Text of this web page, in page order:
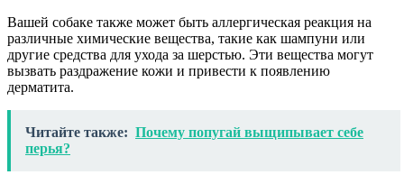
Вашей собаке также может быть аллергическая реакция на
различные химические вещества, такие как шампуни или
другие средства для ухода за шерстью. Эти вещества могут
вызвать раздражение кожи и привести к появлению
дерматита.
Читайте также: Почему попугай выщипывает себе
перья?